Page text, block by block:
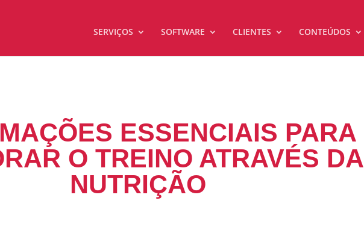
SERVIÇOS SOFTWARE CLIENTES CONTEÚDOS
ESSENCIAIS PARA
O TREINO ATRAVÉS DA
NUTRIÇÃO